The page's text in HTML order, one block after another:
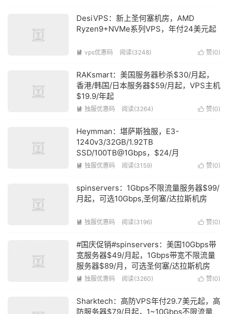
DesiVPS：新上圣何塞机房，AMD
Ryzen9+NVMe系列VPS，年付24美元起
 赞(0)
 vps优惠码 阅读(3248)
RAKsmart：美国服务器秒杀$30/月起，
香港/韩国/日本服务器$59/月起，VPS主机
$19.9/年起
 赞(0)
 独服优惠码 阅读(3264)
Heymman：堪萨斯独服，E3-
1240v3/32GB/1.92TB
SSD/100TB@1Gbps，$24/月
 赞(0)
 独服优惠码 阅读(3159)
spinservers：1Gbps不限流量服务器$99/
月起，可选10Gbps,圣何塞/达拉斯机房
 赞(0)
 独服优惠码 阅读(3196)
#国庆促销#spinservers：美国10Gbps带
宽服务器$49/月起，1Gbps带宽不限流量
服务器$89/月，可选圣何塞/达拉斯机房
 赞(0)
 独服优惠码 阅读(3260)
Sharktech：高防VPS年付29.7美元起，高
防服务器$79/月起，1~10Gbps不限流量,